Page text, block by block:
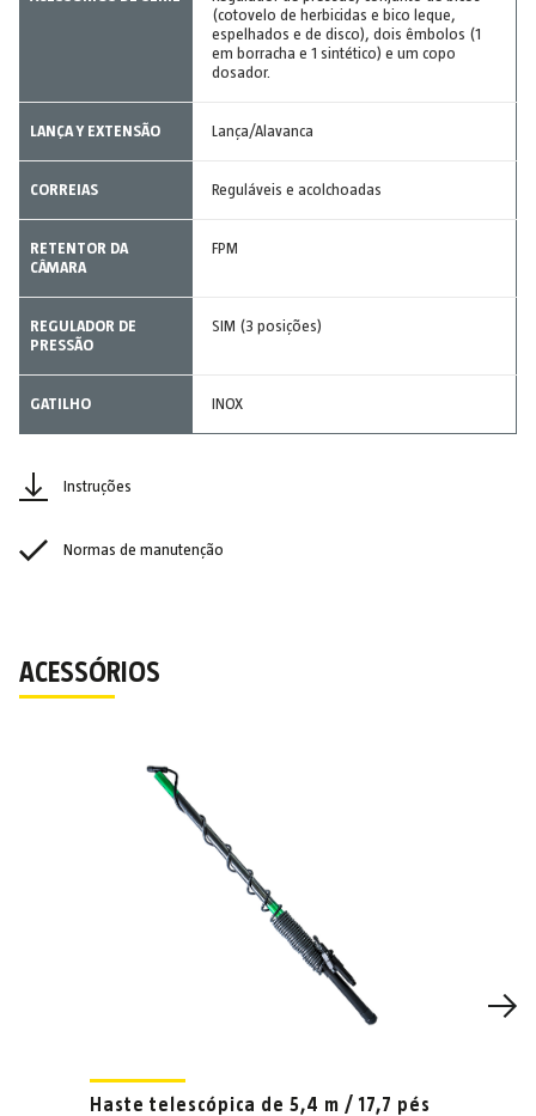
(cotovelo de herbicidas e bico leque,
espelhados e de disco), dois êmbolos (1
em borracha e 1 sintético) e um copo
dosador.
LANÇA Y EXTENSÃO Lança/Alavanca
CORREIAS Reguláveis e acolchoadas
RETENTOR DA
CÂMARA
FPM
REGULADOR DE
PRESSÃO
SIM (3 posições)
GATILHO INOX
Instruções
Normas de manutenção
ACESSÓRIOS
Haste telescópica de 5,4 m / 17,7 pés